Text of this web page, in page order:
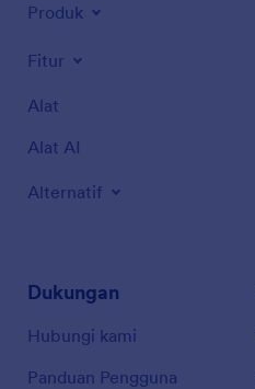
Produk
Fitur
Alat
Alat AI
Alternatif
Dukungan
Hubungi kami
Panduan Pengguna